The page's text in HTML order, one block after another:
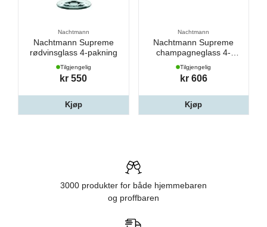
Nachtmann
Nachtmann Supreme
rødvinsglass 4-pakning
Tilgjengelig
kr 550
Kjøp
Nachtmann
Nachtmann Supreme
champagneglass 4-
Tilgjengelig
kr 606
Kjøp
3000 produkter for både hjemmebaren
og proffbaren